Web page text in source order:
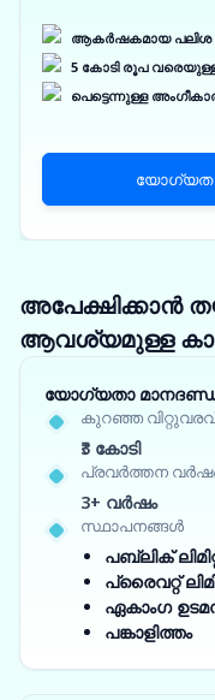
ആകർഷകമായ പലിശ
5 കോടി രൂപ
പെട്ടെന്നുള്ള
യോഗ്യത
അപേക്ഷിക്കാൻ
ആവശ്യമുള്ള
യോഗ്യതാ
കുറഞ്ഞ വിറ്റുവരവ്
₹3 കോടി
പ്രവർത്തന
3+ വർഷം
സ്ഥാപനങ്ങൾ
പബ്ലിക്
പ്രൈവറ്റ്
ഏകാംഗ
പങ്കാളിത്തം